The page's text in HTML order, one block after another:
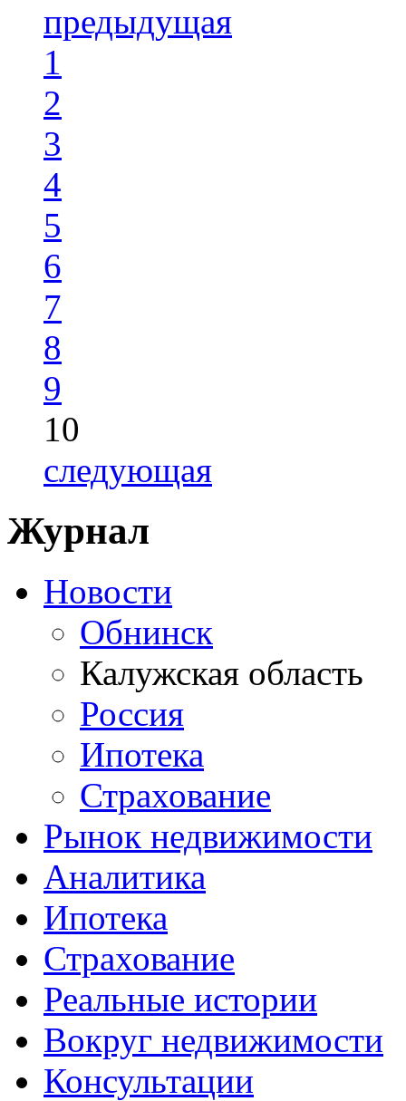
предыдущая
1
2
3
4
5
6
7
8
9
10
следующая
Журнал
Новости
Обнинск
Калужская область
Россия
Ипотека
Страхование
Рынок недвижимости
Аналитика
Ипотека
Страхование
Реальные истории
Вокруг недвижимости
Консультации